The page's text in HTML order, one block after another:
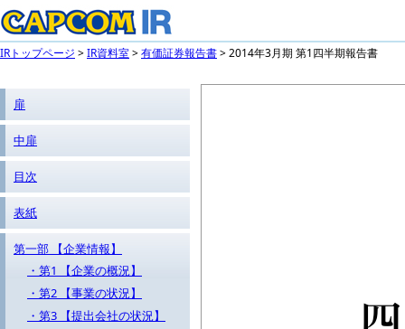
IRトップページ >IR資料室>有価証券報告書> 2014年3月期 第1四半期報告書
扉
中扉
目次
表紙
第一部 【企業情報】
・第1 【企業の概況】
・第2 【事業の状況】
・第3 【提出会社の状況】